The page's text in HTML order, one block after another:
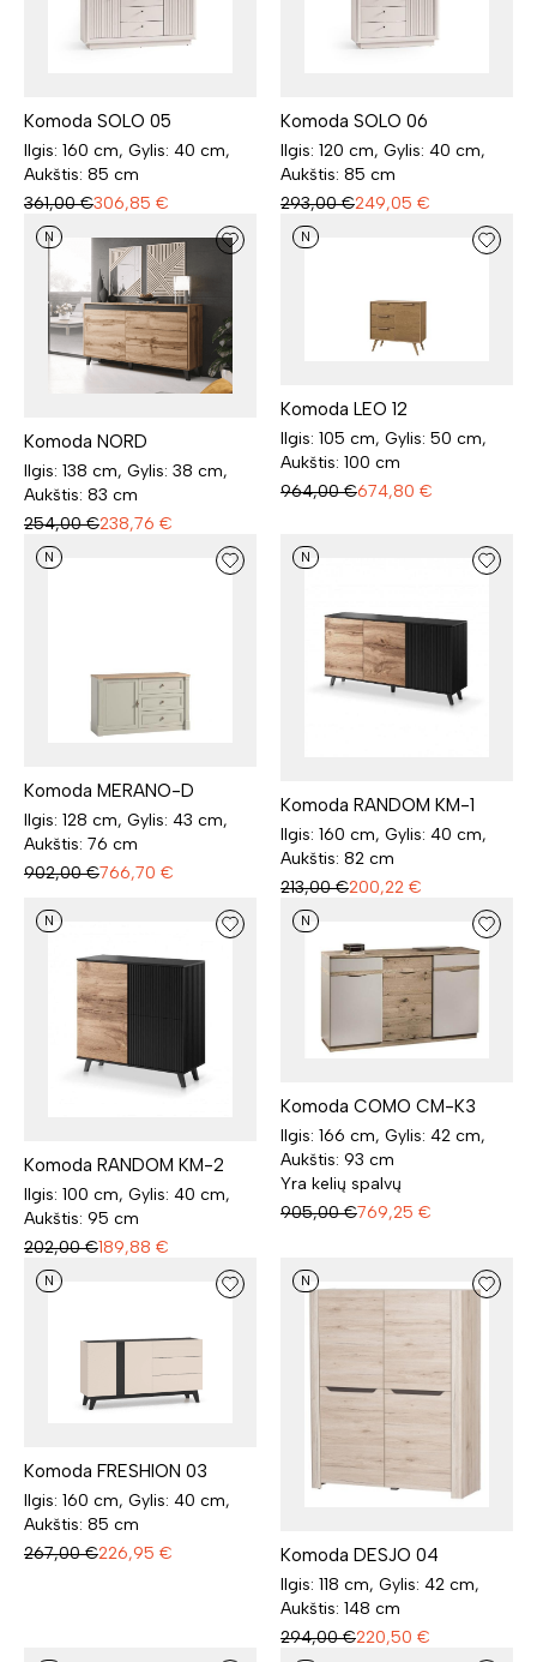
Komoda SOLO 05
Ilgis: 160 cm, Gylis: 40 cm,
Aukštis: 85 cm
361,00 €306,85 €
Komoda SOLO 06
Ilgis: 120 cm, Gylis: 40 cm,
Aukštis: 85 cm
293,00 €249,05 €
N
Komoda NORD
Ilgis: 138 cm, Gylis: 38 cm,
Aukštis: 83 cm
254,00 €238,76 €
N
Komoda LEO 12
Ilgis: 105 cm, Gylis: 50 cm,
Aukštis: 100 cm
964,00 €674,80 €
N
Komoda MERANO-D
Ilgis: 128 cm, Gylis: 43 cm,
Aukštis: 76 cm
902,00 €766,70 €
N
Komoda RANDOM KM-1
Ilgis: 160 cm, Gylis: 40 cm,
Aukštis: 82 cm
213,00 €200,22 €
N
Komoda RANDOM KM-2
Ilgis: 100 cm, Gylis: 40 cm,
Aukštis: 95 cm
202,00 €189,88 €
N
Komoda COMO CM-K3
Ilgis: 166 cm, Gylis: 42 cm,
Aukštis: 93 cm
Yra kelių spalvų
905,00 €769,25 €
N
Komoda FRESHION 03
Ilgis: 160 cm, Gylis: 40 cm,
Aukštis: 85 cm
267,00 €226,95 €
N
Komoda DESJO 04
Ilgis: 118 cm, Gylis: 42 cm,
Aukštis: 148 cm
294,00 €220,50 €